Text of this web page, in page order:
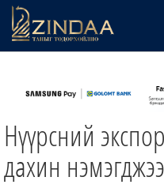
ТВ8
ӨГЛӨӨНИЙ СОНИН
АУДИО ЗОХИОЛ
ЗИНДАА СЭТГҮҮЛ
Нүүрсний
дахин нэмэгджээ